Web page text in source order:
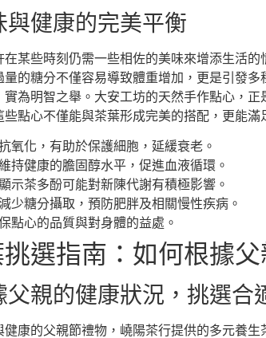
健康的完美平衡
某些時刻仍需一些相佐的美味來增添生活的
的糖分不僅容易導致體重增加，更是引發
實為明智之舉。大安工坊的天然手作點心，
點心不僅能與茶葉形成完美的搭配，更能
氧化，有助於保護細胞，延緩衰老。
持健康的膽固醇水平，促進血液循環。
示茶多酚可能對新陳代謝有積極影響。
減少糖分攝取，預防肥胖及相關慢性疾病。
保點心的品質與對身體的益處。
選指南：如何根據
親的健康狀況，挑選合
康的父親節禮物，嶢陽茶行提供的多元養